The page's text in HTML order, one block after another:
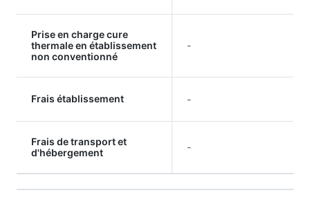
Prise en charge cure
thermale en établissement
non conventionné
-
Frais établissement -
Frais de transport et
d'hébergement
-